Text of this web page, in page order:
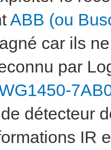
ABB (ou
car ils
par
détecteur
IR